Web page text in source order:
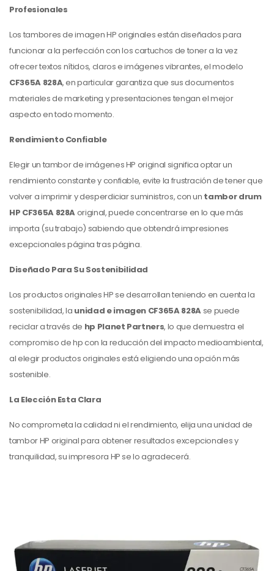
Profesionales
Los tambores de imagen HP originales están diseñados para
funcionar a la perfección con los cartuchos de toner a la vez
ofrecer textos nítidos, claros e imágenes vibrantes, el modelo
CF365A 828A, en particular garantiza que sus documentos
materiales de marketing y presentaciones tengan el mejor
aspecto en todo momento.
Rendimiento Confiable
Elegir un tambor de imágenes HP original significa optar un
rendimiento constante y confiable, evite la frustración de tener que
volver a imprimir y desperdiciar suministros, con un tambor drum
HP CF365A 828Aoriginal, puede concentrarse en lo que más
importa (su trabajo) sabiendo que obtendrá impresiones
excepcionales página tras página.
Diseñado Para Su Sostenibilidad
Los productos originales HP se desarrollan teniendo en cuenta la
sostenibilidad, la unidad e imagen CF365A 828Ase puede
reciclar a través de hp Planet Partners, lo que demuestra el
compromiso de hp con la reducción del impacto medioambiental,
al elegir productos originales está eligiendo una opción más
sostenible.
La Elección Esta Clara
No comprometa la calidad ni el rendimiento, elija una unidad de
tambor HP original para obtener resultados excepcionales y
tranquilidad, su impresora HP se lo agradecerá.